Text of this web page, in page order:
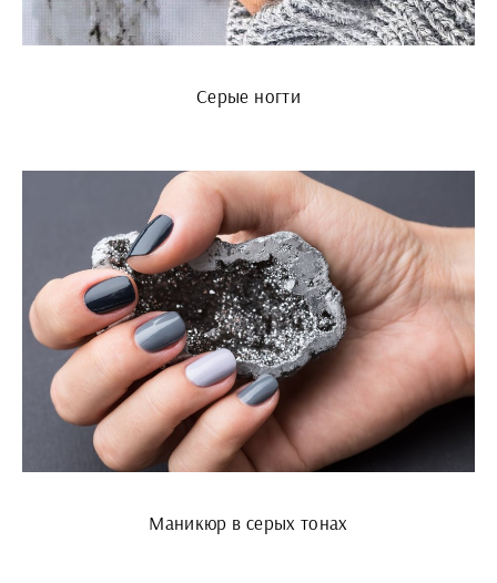
Серые ногти
Маникюр в серых тонах